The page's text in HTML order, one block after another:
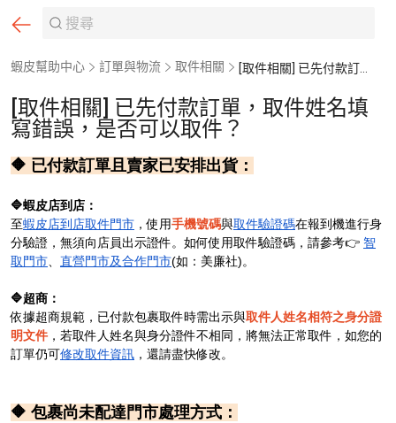
蝦皮幫助中心 訂單與物流 取件相關 [取件相關] 已先付款訂單，取件姓名填寫錯誤，是否可以取件？
[取件相關] 已先付款訂單，取件姓名填
寫錯誤，是否可以取件？
🔶 已付款訂單且賣家已安排出貨：
🔷蝦皮店到店：
至蝦皮店到店取件門市 ，使用手機號碼與取件驗證碼在報到機進行身
分驗證，無須向店員出示證件。如何使用取件驗證碼，請參考👉 智
取門市、 直營門市及合作門市(如：美廉社)。
🔷超商：
依據超商規範，已付款包裹取件時需出示與取件人姓名相符之身分證
明文件 ，若取件人姓名與身分證件不相同，將無法正常取件，如您的
訂單仍可修改取件資訊 ，還請盡快修改。
🔶 包裹尚未配達門市處理方式：